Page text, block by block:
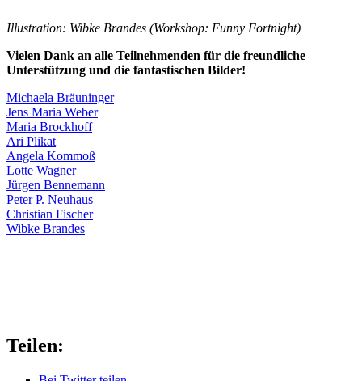
Illustration: Wibke Brandes (Workshop: Funny Fortnight)
Vielen Dank an alle Teilnehmenden für die freundliche
Unterstützung und die fantastischen Bilder!
Michaela Bräuninger
Jens Maria Weber
Maria Brockhoff
Ari Plikat
Angela Kommoß
Lotte Wagner
Jürgen Bennemann
Peter P. Neuhaus
Christian Fischer
Wibke Brandes
Teilen: